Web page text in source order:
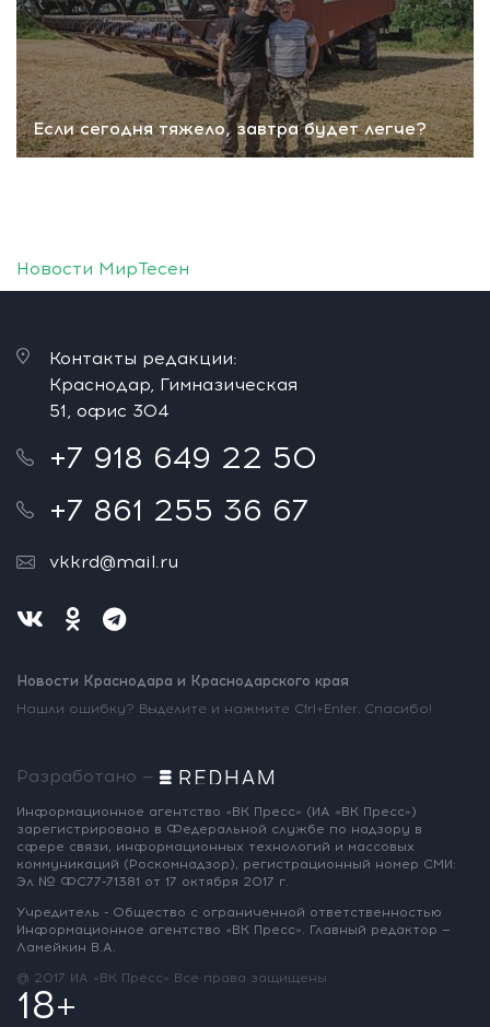
Если сегодня тяжело, завтра будет легче?
Новости МирТесен
Контакты редакции:
Краснодар, Гимназическая
51, офис 304
+7 918 649 22 50
+7 861 255 36 67
vkkrd@mail.ru
Новости Краснодара и Краснодарского края
Нашли ошибку? Выделите и нажмите Ctrl+Enter. Спасибо!
Разработано —
Информационное агентство «ВК Пресс» (ИА «ВК Пресс»)
зарегистрировано в Федеральной службе по надзору в
сфере связи, информационных технологий и массовых
коммуникаций (Роскомнадзор), регистрационный номер СМИ:
Эл № ФС77-71381 от 17 октября 2017 г.
Учредитель - Общество с ограниченной ответственностью
Информационное агентство «ВК Пресс». Главный редактор —
Ламейкин В.А.
@ 2017 ИА «ВК Пресс» Все права защищены
18+